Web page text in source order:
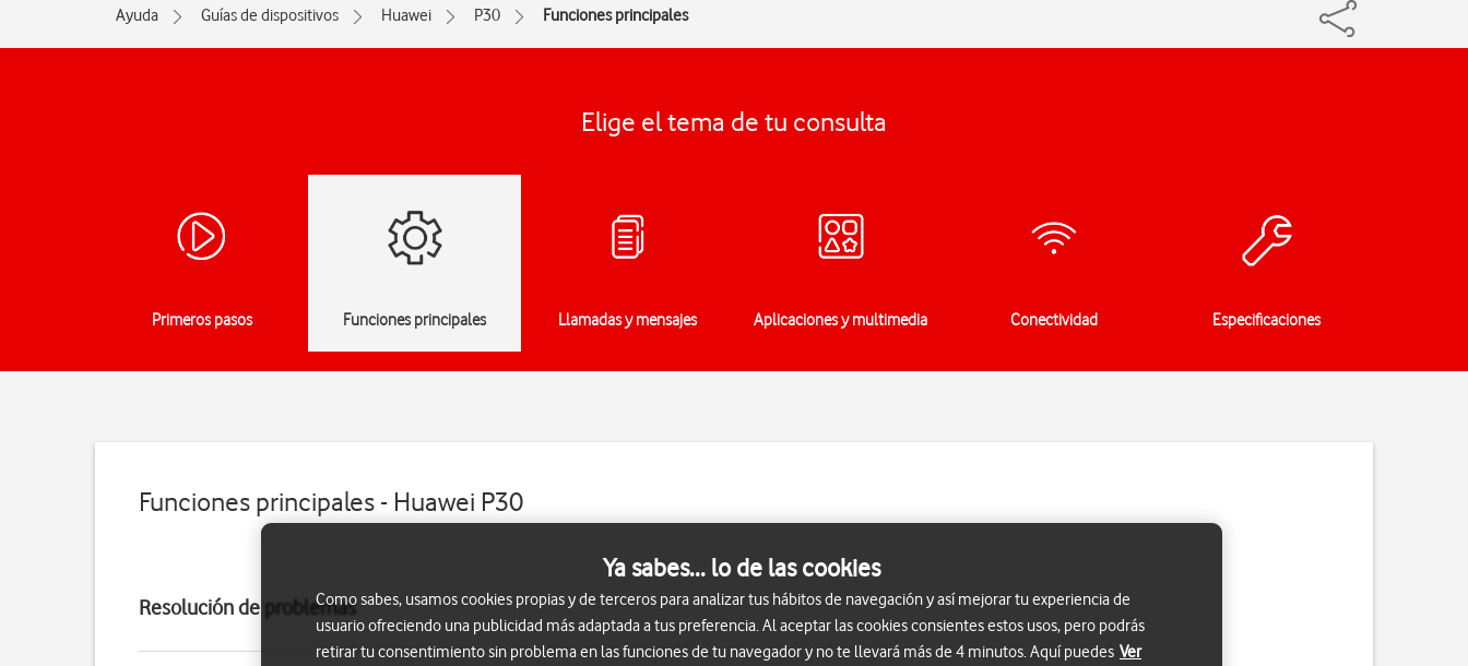
Ayuda Guías de dispositivos Huawei P30 Funciones principales
Elige el tema de tu consulta
Primeros pasos Funciones principales Llamadas y mensajes Aplicaciones y multimedia Conectividad Especificaciones
Funciones principales - Huawei P30
Resolución de problemas
Ya sabes... lo de las cookies
Como sabes, usamos cookies propias y de terceros para analizar tus hábitos de navegación y así mejorar tu experiencia de
usuario ofreciendo una publicidad más adaptada a tus preferencia. Al aceptar las cookies consientes estos usos, pero podrás
retirar tu consentimiento sin problema en las funciones de tu navegador y no te llevará más de 4 minutos. Aquí puedes Ver